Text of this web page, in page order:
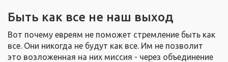
Быть как все не наш выход
Вот почему евреям не поможет стремление быть как
все. Они никогда не будут как все. Им не позволит
это возложенная на них миссия - через объединение